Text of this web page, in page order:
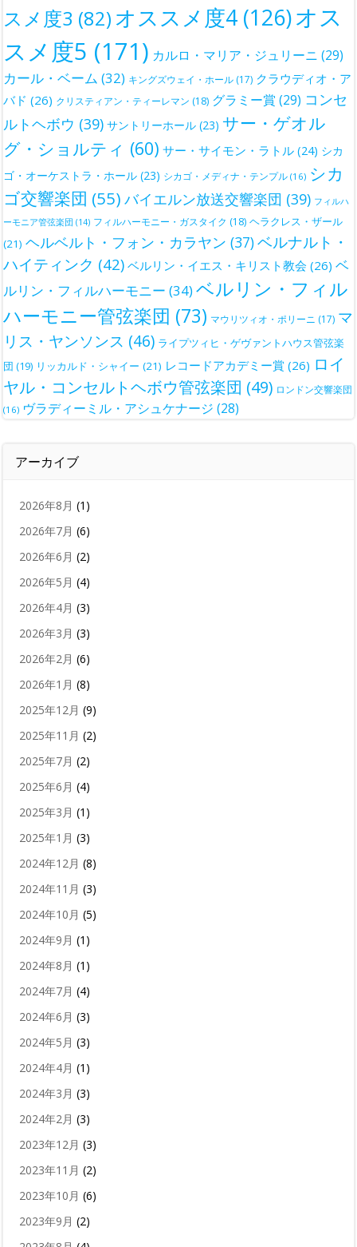
スメ度3 (82) オススメ度4 (126)オス
スメ度5 (171) カルロ・マリア・ジュリーニ (29)
カール・ベーム (32) キングズウェイ・ホール (17) クラウディオ・ア
バド (26) クリスティアン・ティーレマン (18) グラミー賞 (29) コンセ
ルトヘボウ (39) サントリーホール (23) サー・ゲオル
グ・ショルティ (60) サー・サイモン・ラトル (24) シカ
ゴ・オーケストラ・ホール (23) シカゴ・メディナ・テンプル (16) シカ
ゴ交響楽団 (55) バイエルン放送交響楽団 (39) フィルハ
ーモニア管弦楽団 (14) フィルハーモニー・ガスタイク (18) ヘラクレス・ザール
(21) ヘルベルト・フォン・カラヤン (37)ベルナルト・
ハイティンク (42) ベルリン・イエス・キリスト教会 (26) ベ
ルリン・フィルハーモニー (34)ベルリン・フィル
ハーモニー管弦楽団 (73) マウリツィオ・ポリーニ (17) マ
リス・ヤンソンス (46) ライプツィヒ・ゲヴァントハウス管弦楽
団 (19) リッカルド・シャイー (21) レコードアカデミー賞 (26) ロイ
ヤル・コンセルトヘボウ管弦楽団 (49) ロンドン交響楽団
(16) ヴラディーミル・アシュケナージ (28)
アーカイブ
2026年8月 (1)
2026年7月 (6)
2026年6月 (2)
2026年5月 (4)
2026年4月 (3)
2026年3月 (3)
2026年2月 (6)
2026年1月 (8)
2025年12月 (9)
2025年11月 (2)
2025年7月 (2)
2025年6月 (4)
2025年3月 (1)
2025年1月 (3)
2024年12月 (8)
2024年11月 (3)
2024年10月 (5)
2024年9月 (1)
2024年8月 (1)
2024年7月 (4)
2024年6月 (3)
2024年5月 (3)
2024年4月 (1)
2024年3月 (3)
2024年2月 (3)
2023年12月 (3)
2023年11月 (2)
2023年10月 (6)
2023年9月 (2)